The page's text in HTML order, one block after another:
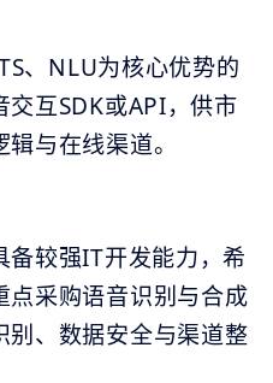
、NLU为核心优势的
互SDK或API，供市
与在线渠道。
备较强IT开发能力，希
采购语音识别与合成
、数据安全与渠道整